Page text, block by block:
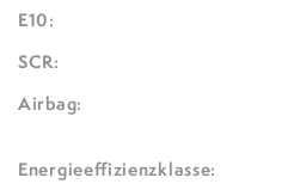
E10:
SCR:
Airbag:
Energieeffizienzklasse: